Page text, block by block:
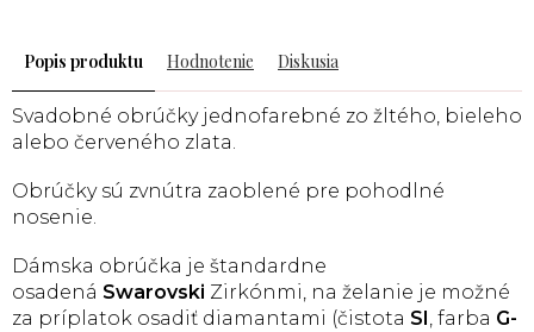
Popis Hodnotenie Diskusia
Svadobné obrúčky jednofarebné zo žltého, bieleho
alebo červeného zlata.
Obrúčky sú zvnútra zaoblené pre pohodlné
nosenie.
Dámska obrúčka je štandardne
osadená Swarovski Zirkónmi, na želanie je možné
za príplatok osadiť diamantami (čistota SI, farba G-